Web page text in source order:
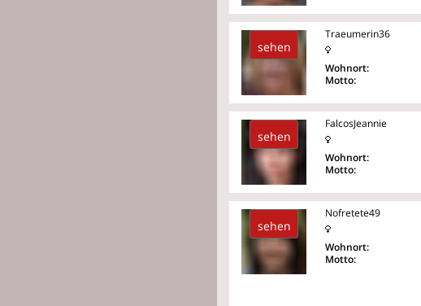
sehen
Traeumerin36
Wohnort:
Motto:
sehen
FalcosJeannie
Wohnort:
Motto:
sehen
Nofretete49
Wohnort:
Motto: